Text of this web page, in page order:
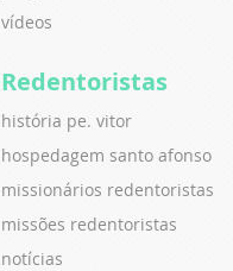
vídeos
Redentoristas
história pe. vitor
hospedagem santo afonso
missionários redentoristas
missões redentoristas
notícias